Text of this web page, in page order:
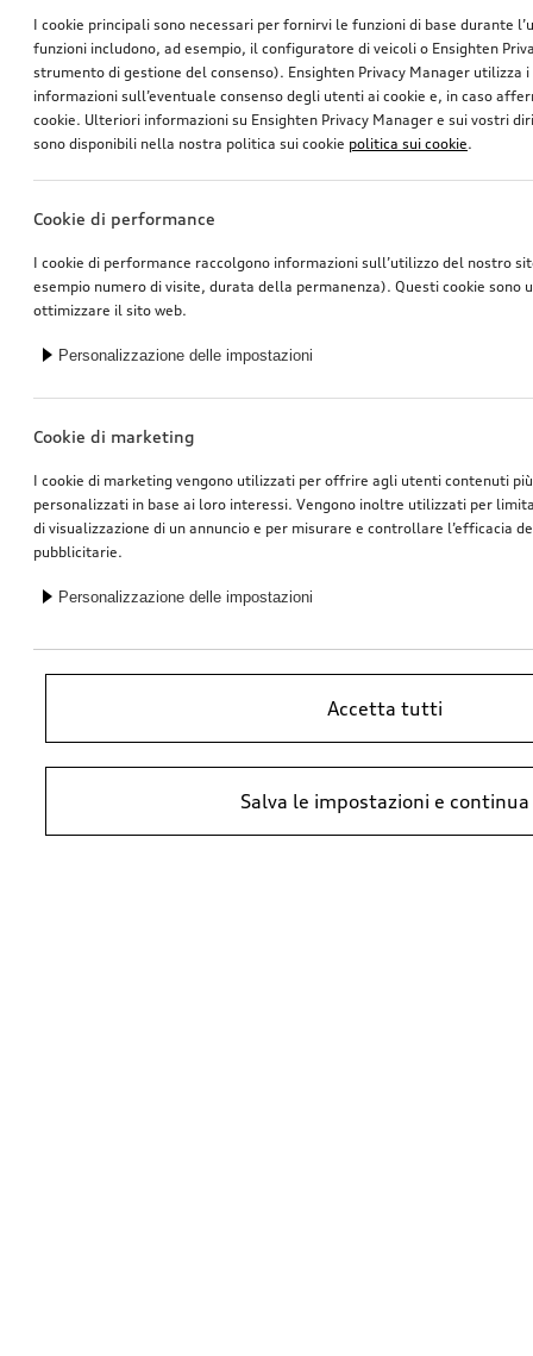
IVA inclusa. I prezzi presso il concessionario Audi potrebbero differire;
Audi necessari.
I cookie principali sono necessari per fornirvi le funzioni di base durante
funzioni includono, ad esempio, il configuratore di veicoli o Ensighten
strumento di gestione del consenso). Ensighten Privacy Manager utilizza
informazioni sull’eventuale consenso degli utenti ai cookie e, in caso
cookie. Ulteriori informazioni su Ensighten Privacy Manager e sui vostri
sono disponibili nella nostra politica sui cookie politica sui cookie.
Cookie di performance
I cookie di performance raccolgono informazioni sull’utilizzo del nostro
esempio numero di visite, durata della permanenza). Questi cookie sono
ottimizzare il sito web.
Personalizzazione delle impostazioni
Cookie di marketing
I cookie di marketing vengono utilizzati per offrire agli utenti contenuti
personalizzati in base ai loro interessi. Vengono inoltre utilizzati per
di visualizzazione di un annuncio e per misurare e controllare l’efficacia
pubblicitarie.
Personalizzazione delle impostazioni
Accetta tutti
Salva le impostazioni e continua